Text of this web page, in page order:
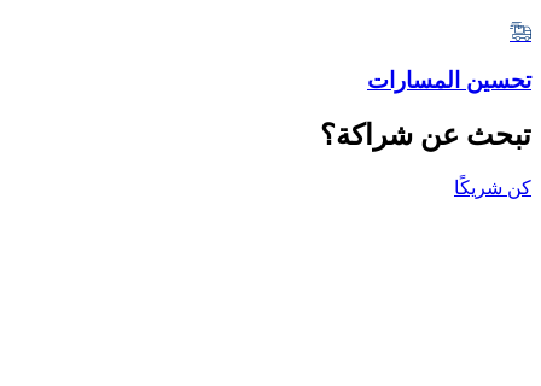
تحسين المسارات
تبحث عن شراكة؟
كن شريكًا